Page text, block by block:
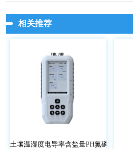
相关推荐
土壤温湿度电导率含盐量PH氮磷钾测定仪